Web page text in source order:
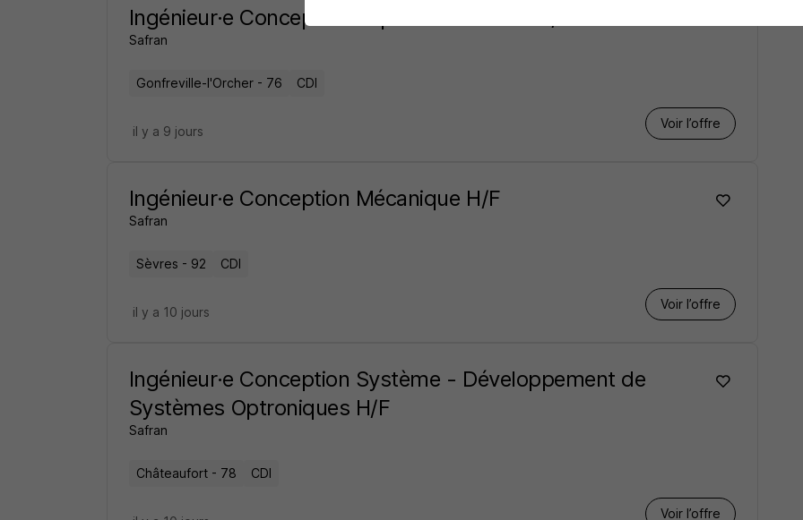
Ingénieur·e Conception Repair Back Office H/F
Safran
Gonfreville-l'Orcher - 76 CDI
Voir l’offre
il y a 9 jours
Ingénieur·e Conception Mécanique H/F
Safran
Sèvres - 92 CDI
Voir l’offre
il y a 10 jours
Ingénieur·e Conception Système - Développement de
Systèmes Optroniques H/F
Safran
Châteaufort - 78 CDI
Voir l’offre